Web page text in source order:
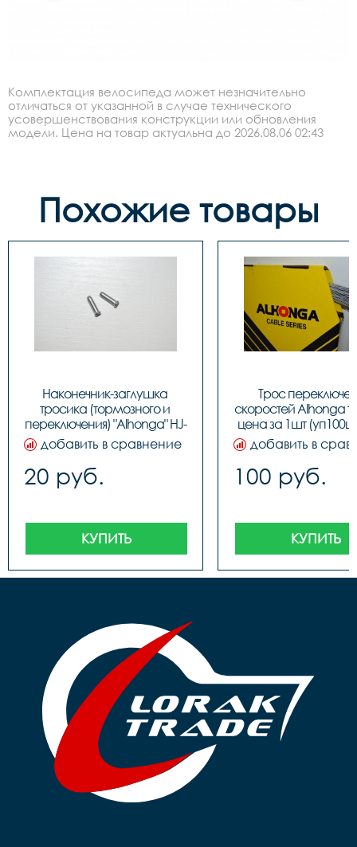
Комплектация велосипеда может незначительно
отличаться от указанной в случае технического
усовершенствования конструкции или обновления
модели. Цена на товар актуальна до 2026.08.06 02:43
Похожие товары
Наконечник-заглушка
тросика (тормозного и
переключения) "Alhonga" HJ-
D1001, код 3122641
добавить в сравнение
20 руб.
КУПИТЬ
Трос
скоростей Alhonga
цена за 1шт
40708
добавить в
100 руб.
КУПИТЬ